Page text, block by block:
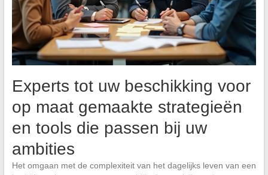
Experts tot uw beschikking voor
op maat gemaakte strategieën
en tools die passen bij uw
ambities
Het omgaan met de complexiteit van het dagelijks leven van een